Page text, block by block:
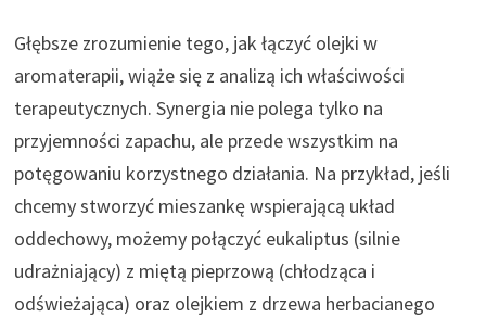
Głębsze zrozumienie tego, jak łączyć olejki w
aromaterapii, wiąże się z analizą ich właściwości
terapeutycznych. Synergia nie polega tylko na
przyjemności zapachu, ale przede wszystkim na
potęgowaniu korzystnego działania. Na przykład, jeśli
chcemy stworzyć mieszankę wspierającą układ
oddechowy, możemy połączyć eukaliptus (silnie
udrażniający) z miętą pieprzową (chłodząca i
odświeżająca) oraz olejkiem z drzewa herbacianego